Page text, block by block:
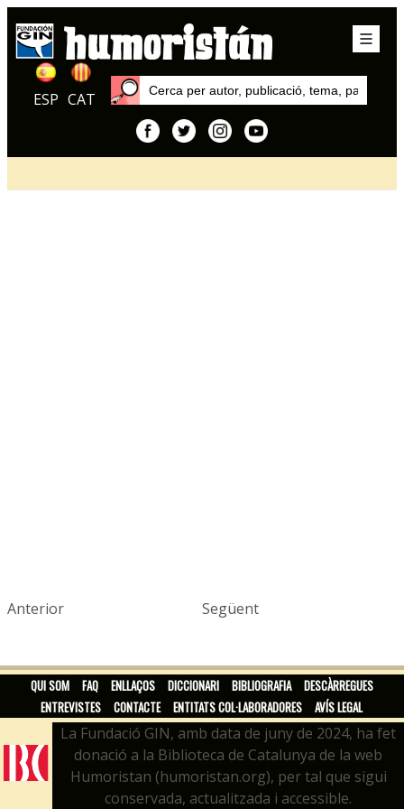
ESP CAT
Anterior Següent
QUI SOM FAQ ENLLAÇOS DICCIONARI BIBLIOGRAFIA
DESCÀRREGUES
ENTREVISTES
CONTACTE ENTITATS COL·LABORADORES AVÍS LEGAL
La Fundació GIN, amb data de juny de 2024, ha fet
donació a la Biblioteca de Catalunya de la web
Humoristan (humoristan.org), per tal que sigui
conservada, actualitzada i accessible.